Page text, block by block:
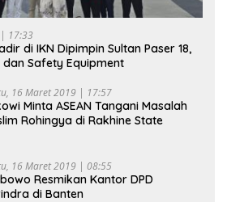
| 17:33
di IKN Dipimpin Sultan Paser 18,
dan Safety Equipment
16 Maret 2019 | 17:57
Minta ASEAN Tangani Masalah
Rohingya di Rakhine State
16 Maret 2019 | 08:55
Resmikan Kantor DPD
di Banten